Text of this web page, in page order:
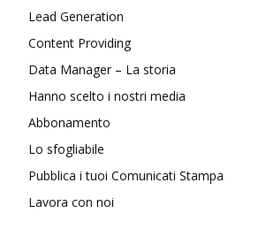
Lead Generation
Content Providing
Data Manager – La storia
Hanno scelto i nostri media
Abbonamento
Lo sfogliabile
Pubblica i tuoi Comunicati Stampa
Lavora con noi